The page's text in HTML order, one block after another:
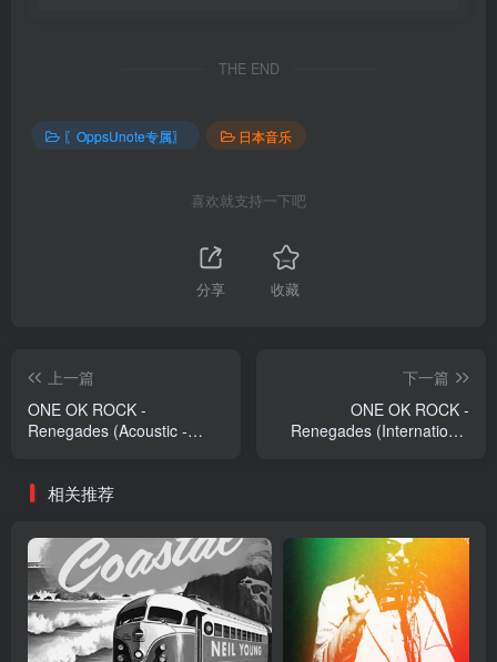
THE END
〖OppsUnote专属〗 日本音乐
喜欢就支持一下吧
分享 收藏
上一篇
ONE OK ROCK -
Renegades (Acoustic -
【24bit／96.0kHz】日本区
下一篇
ONE OK ROCK -
Renegades (International
相关推荐